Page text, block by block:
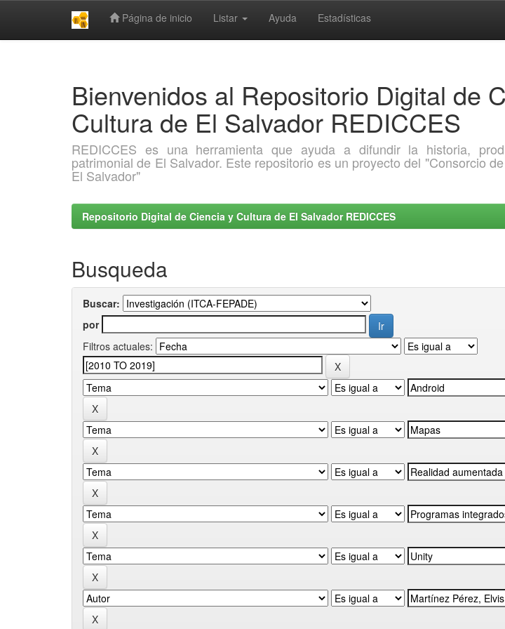
Página de inicio Listar Ayuda Estadísticas
Bienvenidos al Repositorio Digital de
Cultura de El Salvador REDICCES
REDICCES es una herramienta que ayuda a difundir la historia,
patrimonial de El Salvador. Este repositorio es un proyecto del "Consorcio
El Salvador"
Repositorio Digital de Ciencia y Cultura de El Salvador REDICCES
Busqueda
Buscar:
por
Filtros actuales: